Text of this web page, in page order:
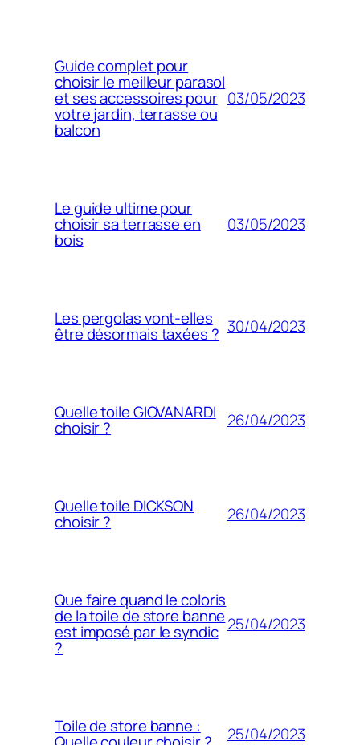
Guide complet pour
choisir le meilleur parasol
et ses accessoires pour
votre jardin, terrasse ou
balcon
03/05/2023
Le guide ultime pour
choisir sa terrasse en
bois
03/05/2023
Les pergolas vont-elles
être désormais taxées ? 30/04/2023
Quelle toile GIOVANARDI
choisir ? 26/04/2023
Quelle toile DICKSON
choisir ? 26/04/2023
Que faire quand le coloris
de la toile de store banne
est imposé par le syndic
?
25/04/2023
Toile de store banne : 25/04/2023